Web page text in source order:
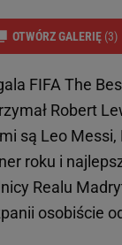
OTWÓRZ GALERIĘ (3)
FIFA The
Robert
są Leo
roku i
Realu
osobiście